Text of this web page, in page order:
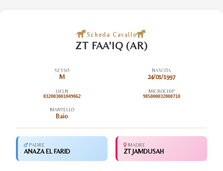
Scheda Cavallo
ZT FAA'IQ (AR)
SESSO
M
NASCITA
24/01/1997
UELN
032003001049062
MICROCHIP
985000032008710
MANTELLO
Baio
PADRE
ANAZA EL FARID
MADRE
ZT JAMDUSAH